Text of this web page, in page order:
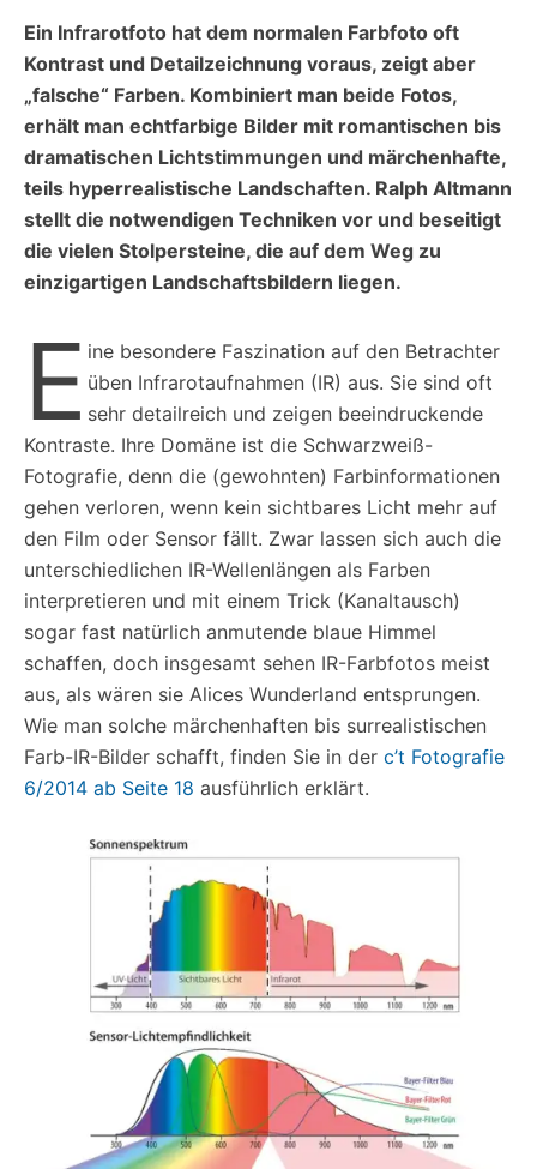
Ein Infrarotfoto hat dem normalen Farbfoto oft
Kontrast und Detailzeichnung voraus, zeigt aber
„falsche“ Farben. Kombiniert man beide Fotos,
erhält man echtfarbige Bilder mit romantischen bis
dramatischen Lichtstimmungen und märchenhafte,
teils hyperrealistische Landschaften. Ralph Altmann
stellt die notwendigen Techniken vor und beseitigt
die vielen Stolpersteine, die auf dem Weg zu
einzigartigen Landschaftsbildern liegen.
E ine besondere Faszination auf den Betrachter
üben Infrarotaufnahmen (IR) aus. Sie sind oft
sehr detailreich und zeigen beeindruckende
Kontraste. Ihre Domäne ist die Schwarzweiß-
Fotografie, denn die (gewohnten) Farbinformationen
gehen verloren, wenn kein sichtbares Licht mehr auf
den Film oder Sensor fällt. Zwar lassen sich auch die
unterschiedlichen IR-Wellenlängen als Farben
interpretieren und mit einem Trick (Kanaltausch)
sogar fast natürlich anmutende blaue Himmel
schaffen, doch insgesamt sehen IR-Farbfotos meist
aus, als wären sie Alices Wunderland entsprungen.
Wie man solche märchenhaften bis surrealistischen
Farb-IR-Bilder schafft, finden Sie in der c’t Fotografie
6/2014 ab Seite 18 ausführlich erklärt.